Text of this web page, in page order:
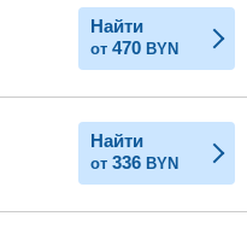
Найти
от 470 BYN
Найти
от 336 BYN